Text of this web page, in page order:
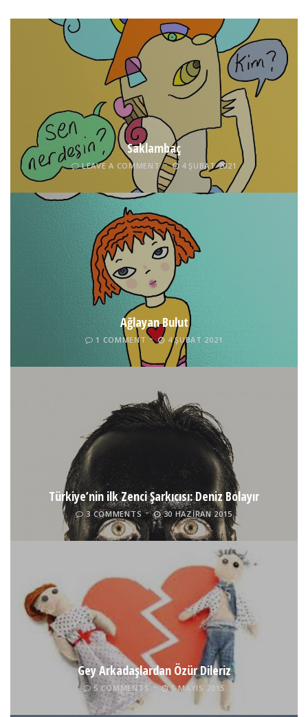
Saklambaç
LEAVE A COMMENT 4 ŞUBAT 2021
Ağlayan Bulut
1 COMMENT 4 ŞUBAT 2021
Türkiye’nin ilk Zenci Şarkıcısı: Deniz Bolayır
3 COMMENTS 30 HAZIRAN 2015
Gey Arkadaşlardan Özür Dileriz
5 COMMENTS 5 MAYIS 2015